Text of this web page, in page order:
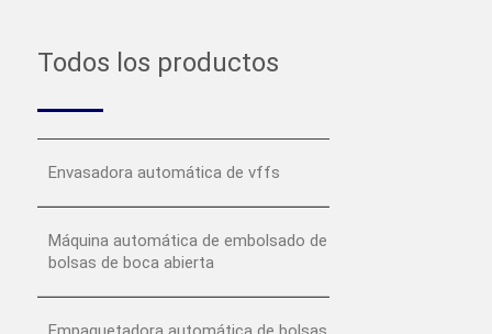
Todos los productos
Envasadora automática de vffs
Máquina automática de embolsado de
bolsas de boca abierta